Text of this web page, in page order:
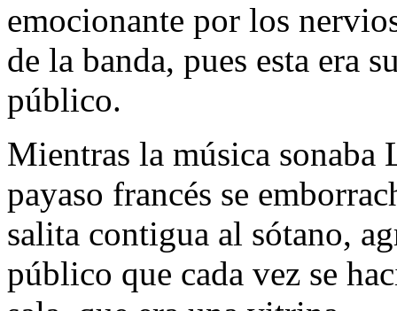
emocionante por los
de la banda, pues esta era
público.
Mientras la música
payaso francés se
salita contigua al sótano,
público que cada vez se